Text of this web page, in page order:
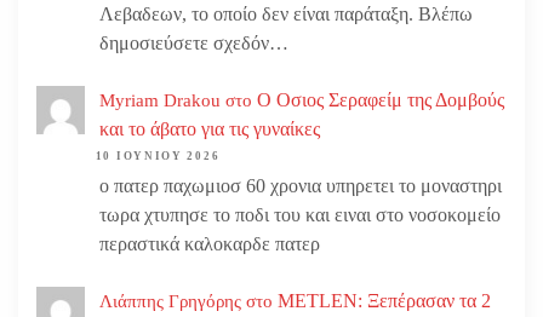
Λεβαδεων, το οποίο δεν είναι παράταξη. Βλέπω
δημοσιεύσετε σχεδόν…
Myriam Drakou στο Ο Οσιος Σεραφείμ της Δομβούς
και το άβατο για τις γυναίκες
10 ΙΟΥΝΊΟΥ 2026
ο πατερ παχωμιοσ 60 χρονια υπηρετει το μοναστηρι
τωρα χτυπησε το ποδι του και ειναι στο νοσοκομείο
περαστικά καλοκαρδε πατερ
Λιάππης Γρηγόρης στο METLEN: Ξεπέρασαν τα 2